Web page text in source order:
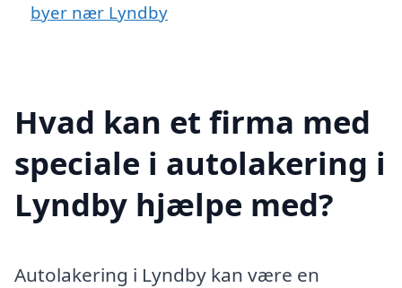
byer nær Lyndby
Hvad kan et firma med
speciale i autolakering i
Lyndby hjælpe med?
Autolakering i Lyndby kan være en